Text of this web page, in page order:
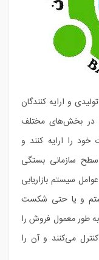
و ارایه کنندگان
و در بخش‌های مختلف
خود را ارایه کنند و
سازمانی بستگی
سیستم بازاریابی
و یا حتی شکست
طور معمول فروش را
می‌کنند و آن را